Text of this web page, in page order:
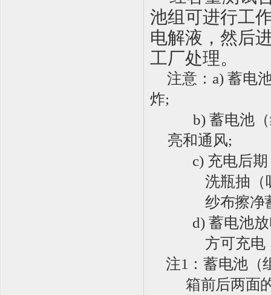
池组可进行工
电解液，然后
工厂处理。
注意： a) 蓄电
炸;
b) 蓄电池
亮和通风;
c) 充电后
洗瓶抽（
纱布擦净
d) 蓄电池
方可充电
注1 ：蓄电池（
箱前后两面